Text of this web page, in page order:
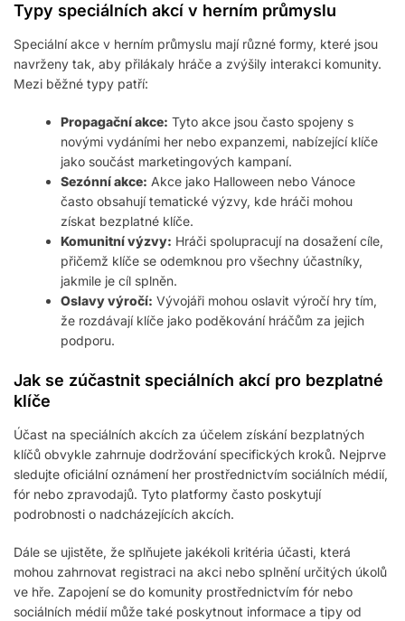
Typy speciálních akcí v herním průmyslu
Speciální akce v herním průmyslu mají různé formy, které jsou
navrženy tak, aby přilákaly hráče a zvýšily interakci komunity.
Mezi běžné typy patří:
Propagační akce: Tyto akce jsou často spojeny s
novými vydáními her nebo expanzemi, nabízející klíče
jako součást marketingových kampaní.
Sezónní akce: Akce jako Halloween nebo Vánoce
často obsahují tematické výzvy, kde hráči mohou
získat bezplatné klíče.
Komunitní výzvy: Hráči spolupracují na dosažení cíle,
přičemž klíče se odemknou pro všechny účastníky,
jakmile je cíl splněn.
Oslavy výročí: Vývojáři mohou oslavit výročí hry tím,
že rozdávají klíče jako poděkování hráčům za jejich
podporu.
Jak se zúčastnit speciálních akcí pro bezplatné
klíče
Účast na speciálních akcích za účelem získání bezplatných
klíčů obvykle zahrnuje dodržování specifických kroků. Nejprve
sledujte oficiální oznámení her prostřednictvím sociálních médií,
fór nebo zpravodajů. Tyto platformy často poskytují
podrobnosti o nadcházejících akcích.
Dále se ujistěte, že splňujete jakékoli kritéria účasti, která
mohou zahrnovat registraci na akci nebo splnění určitých úkolů
ve hře. Zapojení se do komunity prostřednictvím fór nebo
sociálních médií může také poskytnout informace a tipy od